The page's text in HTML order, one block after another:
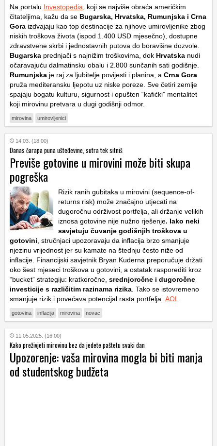
Na portalu Investopedia , koji se najviše obraća američkim
čitateljima, kažu da se Bugarska, Hrvatska, Rumunjska i Crna
Gora izdvajaju kao top destinacije za njihove umirovljenike zbog
niskih troškova života (ispod 1.400 USD mjesečno), dostupne
zdravstvene skrbi i jednostavnih putova do boravišne dozvole.
Bugarska prednjači s najnižim troškovima, dok Hrvatska nudi
očaravajuću dalmatinsku obalu i 2.800 sunčanih sati godišnje.
Rumunjska je raj za ljubitelje povijesti i planina, a Crna Gora
pruža mediteransku ljepotu uz niske poreze. Sve četiri zemlje
spajaju bogatu kulturu, sigurnost i opušten “kafićki” mentalitet
koji mirovinu pretvara u dugi godišnji odmor.
mirovina umirovljenici
14.03. (18:00)
Danas čarapa puna ušteđevine, sutra tek sitniš
Previše gotovine u mirovini može biti skupa
pogreška
Rizik ranih gubitaka u mirovini (sequence-of-
returns risk) može značajno utjecati na
dugoročnu održivost portfelja, ali držanje velikih
iznosa gotovine nije nužno rješenje. Iako neki
savjetuju čuvanje godišnjih troškova u
gotovini , stručnjaci upozoravaju da inflacija brzo smanjuje
njezinu vrijednost jer su kamate na štednju često niže od
inflacije. Financijski savjetnik Bryan Kuderna preporučuje držati
oko šest mjeseci troškova u gotovini, a ostatak rasporediti kroz
“bucket” strategiju: kratkoročne, srednjoročne i dugoročne
investicije s različitim razinama rizika . Tako se istovremeno
smanjuje rizik i povećava potencijal rasta portfelja. AOL
gotovina inflacija mirovina novac
11.05.2025. (16:00)
Kako preživjeti mirovinu bez da jedete paštetu svaki dan
Upozorenje: vaša mirovina mogla bi biti manja
od studentskog budžeta